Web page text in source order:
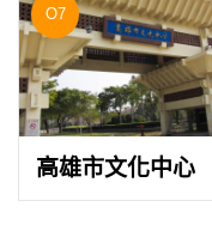
O7
高雄市文化中心